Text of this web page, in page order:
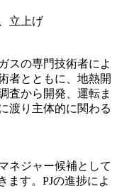
立上げ
スの専門技術者によ
者とともに、地熱開
査から開発、運転ま
渡り主体的に関わる
ネジャー候補として
ます。PJの進捗によ